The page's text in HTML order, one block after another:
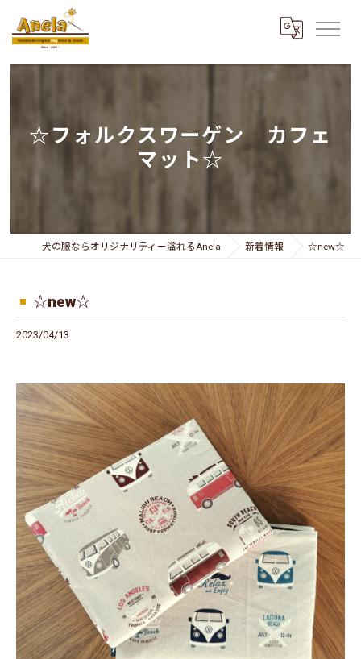
☆フォルクスワーゲン カフェ
マット☆
犬の服ならオリジナリティー溢れるAnela 新着情報 ☆new☆
☆new☆
2023/04/13